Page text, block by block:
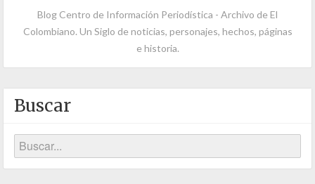
Blog Centro de Información Periodística - Archivo de El
Colombiano. Un Siglo de noticias, personajes, hechos, páginas
e historia.
Buscar